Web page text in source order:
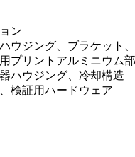
ン
ウジング、ブラケット
プリントアルミニウム
ハウジング、冷却構造
検証用ハードウェア